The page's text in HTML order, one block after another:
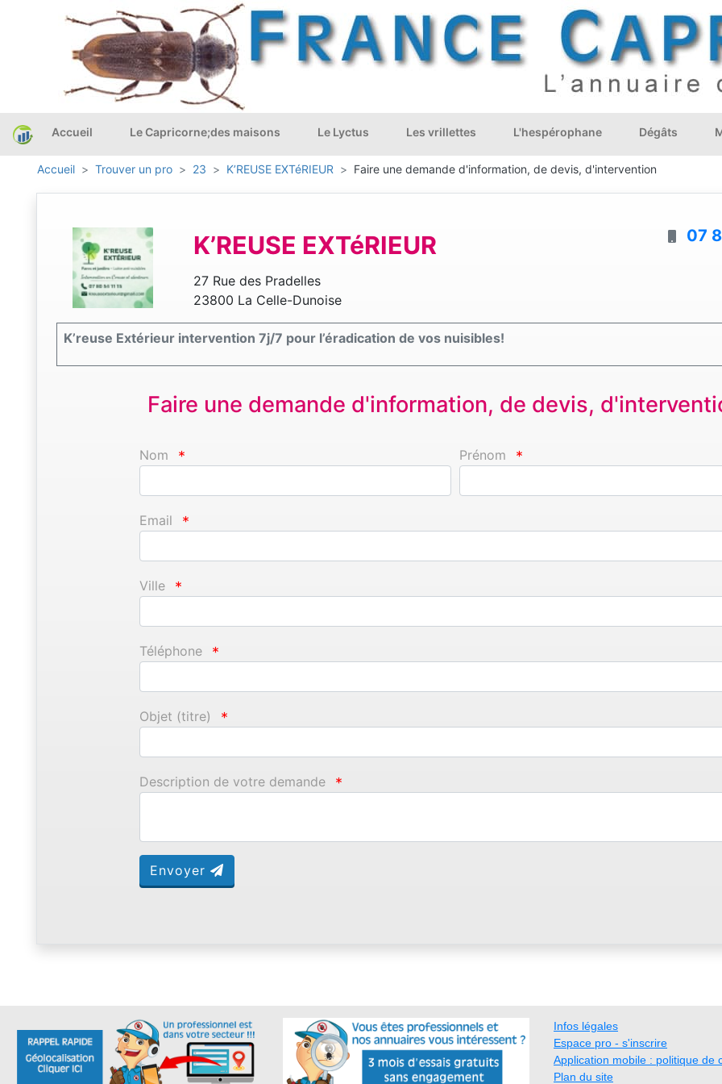
Accueil Le Capricorne;des maisons Le Lyctus Les vrillettes L'hespérophane Dégâts
Accueil Trouver un pro 23 K’REUSE EXTéRIEUR Faire une demande d'information, de devis, d'intervention
K’REUSE EXTéRIEUR
27 Rue des Pradelles
23800 La Celle-Dunoise
07
K’reuse Extérieur intervention 7j/7 pour l’éradication de vos nuisibles!
Faire une demande d'information, de devis,
Nom * Prénom *
Email *
Ville *
Téléphone *
Objet (titre) *
Description de votre demande *
Envoyer
Infos légales
Espace pro - s'inscrire
Application mobile : politique de
Plan du site